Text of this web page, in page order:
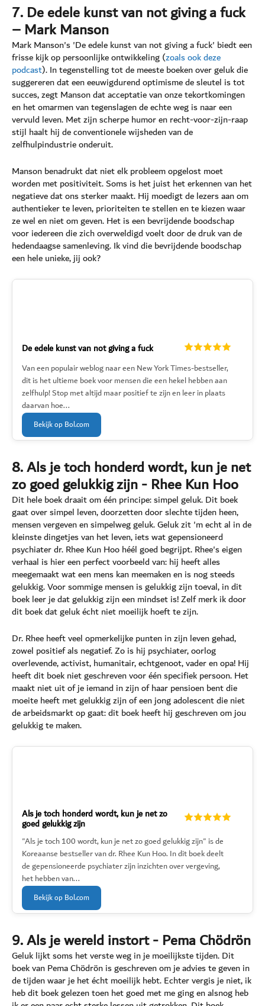
7. De edele kunst van not giving a fuck
– Mark Manson
Mark Manson's 'De edele kunst van not giving a fuck' biedt een
frisse kijk op persoonlijke ontwikkeling (zoals ook deze
podcast). In tegenstelling tot de meeste boeken over geluk die
suggereren dat een eeuwigdurend optimisme de sleutel is tot
succes, zegt Manson dat acceptatie van onze tekortkomingen
en het omarmen van tegenslagen de echte weg is naar een
vervuld leven. Met zijn scherpe humor en recht-voor-zijn-raap
stijl haalt hij de conventionele wijsheden van de
zelfhulpindustrie onderuit.
Manson benadrukt dat niet elk probleem opgelost moet
worden met positiviteit. Soms is het juist het erkennen van het
negatieve dat ons sterker maakt. Hij moedigt de lezers aan om
authentieker te leven, prioriteiten te stellen en te kiezen waar
ze wel en niet om geven. Het is een bevrijdende boodschap
voor iedereen die zich overweldigd voelt door de druk van de
hedendaagse samenleving. Ik vind die bevrijdende boodschap
een hele unieke, jij ook?
De edele kunst van not giving a fuck
Van een populair weblog naar een New York Times-bestseller,
dit is het ultieme boek voor mensen die een hekel hebben aan
zelfhulp! Stop met altijd maar positief te zijn en leer in plaats
daarvan hoe...
Bekijk op Bol.com
8. Als je toch honderd wordt, kun je net
zo goed gelukkig zijn - Rhee Kun Hoo
Dit hele boek draait om één principe: simpel geluk. Dit boek
gaat over simpel leven, doorzetten door slechte tijden heen,
mensen vergeven en simpelweg geluk. Geluk zit 'm echt al in de
kleinste dingetjes van het leven, iets wat gepensioneerd
psychiater dr. Rhee Kun Hoo héél goed begrijpt. Rhee's eigen
verhaal is hier een perfect voorbeeld van: hij heeft alles
meegemaakt wat een mens kan meemaken en is nog steeds
gelukkig. Voor sommige mensen is gelukkig zijn toeval, in dit
boek leer je dat gelukkig zijn een mindset is! Zelf merk ik door
dit boek dat geluk écht niet moeilijk hoeft te zijn.
Dr. Rhee heeft veel opmerkelijke punten in zijn leven gehad,
zowel positief als negatief. Zo is hij psychiater, oorlog
overlevende, activist, humanitair, echtgenoot, vader en opa! Hij
heeft dit boek niet geschreven voor één specifiek persoon. Het
maakt niet uit of je iemand in zijn of haar pensioen bent die
moeite heeft met gelukkig zijn of een jong adolescent die niet
de arbeidsmarkt op gaat: dit boek heeft hij geschreven om jou
gelukkig te maken.
Als je toch honderd wordt, kun je net zo
goed gelukkig zijn
"Als je toch 100 wordt, kun je net zo goed gelukkig zijn" is de
Koreaanse bestseller van dr. Rhee Kun Hoo. In dit boek deelt
de gepensioneerde psychiater zijn inzichten over vergeving,
het hebben van...
Bekijk op Bol.com
9. Als je wereld instort - Pema Chödrön
Geluk lijkt soms het verste weg in je moeilijkste tijden. Dit
boek van Pema Chödrön is geschreven om je advies te geven in
de tijden waar je het écht moeilijk hebt. Echter vergis je niet, ik
heb dit boek gelezen toen het goed met me ging en alsnog heb